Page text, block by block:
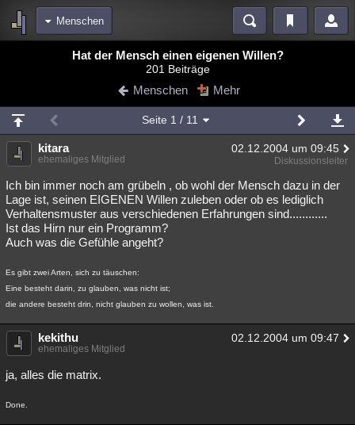
Menschen
Blogs Videos
Chat Wiki Neuigkeiten
meine Rubriken
Menschen Mystery Kriminalfälle
Spiritualität Verschwörungen Technologie Ufologie
Natur Umfragen Unterhaltung
weitere Rubriken
Astronomie Helpdesk Gruppen
Musik Clash Verbesserungen Allmystery English
Übersichten
Besucht Teilgenommen
Lesenswert
Hat der Mensch einen eigenen Willen?
201 Beiträge
Menschen Mehr
Seite 1 / 11
kitara 02.12.2004 um 09:45
ehemaliges Mitglied Diskussionsleiter
Ich bin immer noch am grübeln , ob wohl der Mensch dazu in der
Lage ist, seinen EIGENEN Willen zuleben oder ob es lediglich
Verhaltensmuster aus verschiedenen Erfahrungen sind............
Ist das Hirn nur ein Programm?
Auch was die Gefühle angeht?
Es gibt zwei Arten, sich zu täuschen:
Eine besteht darin, zu glauben, was nicht ist;
die andere besteht drin, nicht glauben zu wollen, was ist.
kekithu 02.12.2004 um 09:47
ehemaliges Mitglied
ja, alles die matrix.
Done.